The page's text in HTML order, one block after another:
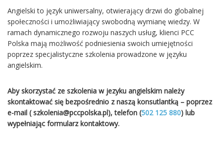
Angielski to język uniwersalny, otwierający drzwi do globalnej
społeczności i umożliwiający swobodną wymianę wiedzy. W
ramach dynamicznego rozwoju naszych usług, klienci PCC
Polska mają możliwość podniesienia swoich umiejętności
poprzez specjalistyczne szkolenia prowadzone w języku
angielskim.
Aby skorzystać ze szkolenia w jezyku angielskim należy
skontaktować się bezpośrednio z naszą konsutlantką – poprzez
e-mail ( szkolenia@pccpolska.pl), telefon (502 125 880) lub
wypełniając formularz kontaktowy.